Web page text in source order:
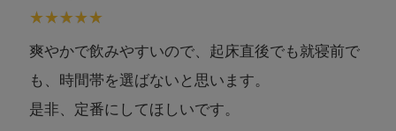
爽やかで飲みやすいので、起床直後でも就寝前で
も、時間帯を選ばないと思います。
是非、定番にしてほしいです。